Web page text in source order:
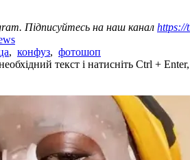
Підписуйтесь на наш канал https://
, конфуз, фотошоп
текст і натисніть Ctrl +